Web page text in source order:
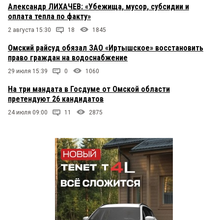
Александр ЛИХАЧЕВ: «Убежища, мусор, субсидии и
оплата тепла по факту»
2 августа 15:30 18 1845
Омский райсуд обязал ЗАО «Иртышское» восстановить
право граждан на водоснабжение
29 июля 15:39 0 1060
На три мандата в Госдуме от Омской области
претендуют 26 кандидатов
24 июля 09:00 11 2875